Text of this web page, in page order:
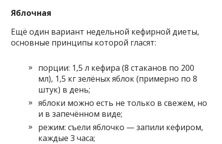
Яблочная
Ещё один вариант недельной кефирной диеты,
основные принципы которой гласят:
порции: 1,5 л кефира (8 стаканов по 200
мл), 1,5 кг зелёных яблок (примерно по 8
штук) в день;
яблоки можно есть не только в свежем, но
и в запечённом виде;
режим: съели яблочко — запили кефиром,
каждые 3 часа;